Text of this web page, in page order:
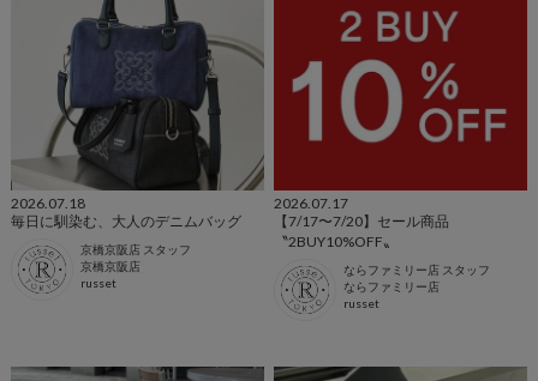
2026.07.18
毎日に馴染む、大人のデニムバッグ
京橋京阪店 スタッフ
京橋京阪店
russet
2026.07.17
【7/17〜7/20】セール商品
〝2BUY10%OFF〟
ならファミリー店 スタッフ
ならファミリー店
russet